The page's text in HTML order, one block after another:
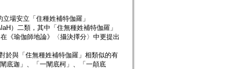
場安立「住種姓補特伽羅」
）二類，其中「住無種姓補特伽羅」
《瑜伽師地論》〈攝決擇分〉中更提出
於與「住無種姓補特伽羅」相類似的有
底迦」、「一闡底柯」、「一顛底